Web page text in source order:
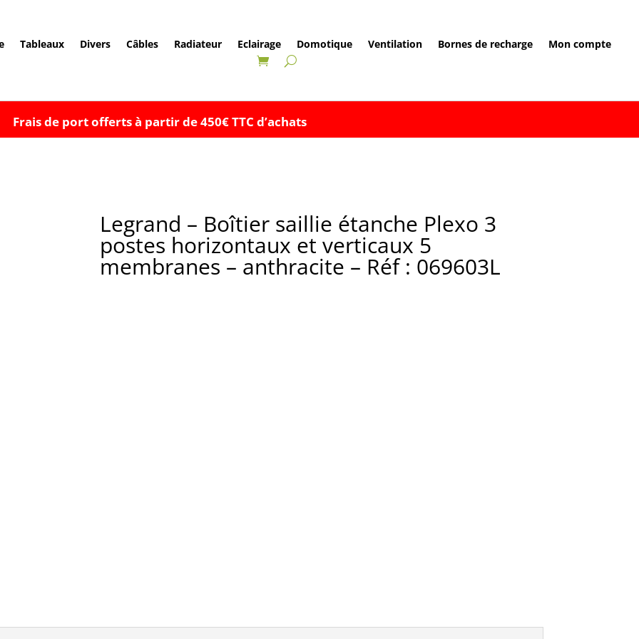
Tableaux Divers Câbles Radiateur Eclairage Domotique Ventilation Bornes de recharge Mon compte
Frais de port offerts à partir de 450€ TTC d’achats
Legrand – Boîtier saillie étanche Plexo 3
postes horizontaux et verticaux 5
membranes – anthracite – Réf : 069603L